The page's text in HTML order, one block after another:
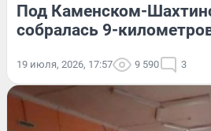
Под Каменском-
собралась 9-
19 июля, 2026, 17:57 9 590 3